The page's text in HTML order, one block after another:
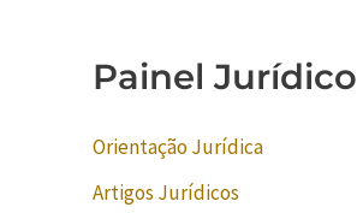
Painel Jurídico
Orientação Jurídica
Artigos Jurídicos